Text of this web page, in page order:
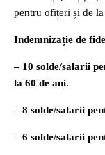
pentru ofițeri și de
Indemnizație de
– 10 solde/salarii
la 60 de ani.
– 8 solde/salarii
– 6 solde/salarii